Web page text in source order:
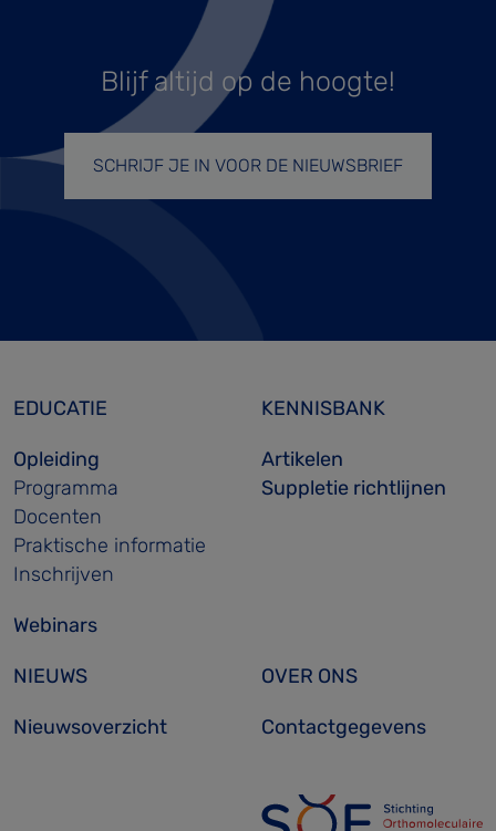
Blijf altijd op de hoogte!
SCHRIJF JE IN VOOR DE NIEUWSBRIEF
EDUCATIE
Opleiding
Programma
Docenten
Praktische informatie
Inschrijven
Webinars
KENNISBANK
Artikelen
Suppletie richtlijnen
NIEUWS
Nieuwsoverzicht
OVER ONS
Contactgegevens